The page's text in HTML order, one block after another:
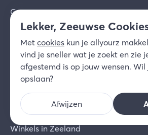
Goes
Burgh-Haamstede
Alle bestemmingen in Zeeland
Veel bezocht
Eten en drinken Zeeland
Activiteiten Zeeland
Winkels in Zeeland
Lekker, Zeeuwse
Met cookies kun je allyourz
vind je sneller wat je zoekt en zie
afgestemd is op jouw wensen. Wil
opslaan?
Afwijzen